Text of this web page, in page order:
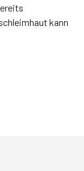
kann